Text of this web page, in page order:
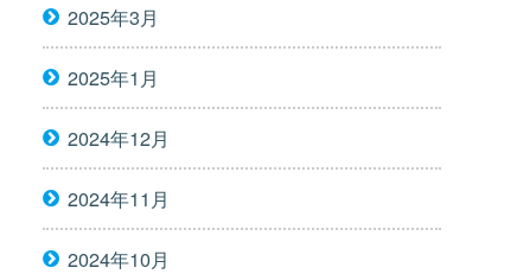
2025年3月
2025年1月
2024年12月
2024年11月
2024年10月